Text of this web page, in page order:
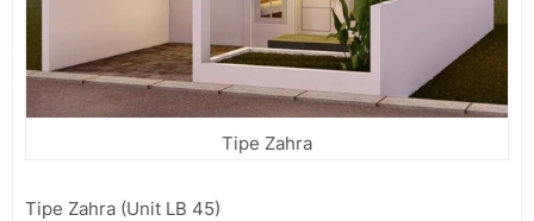
Tipe Zahra
Tipe Zahra (Unit LB 45)